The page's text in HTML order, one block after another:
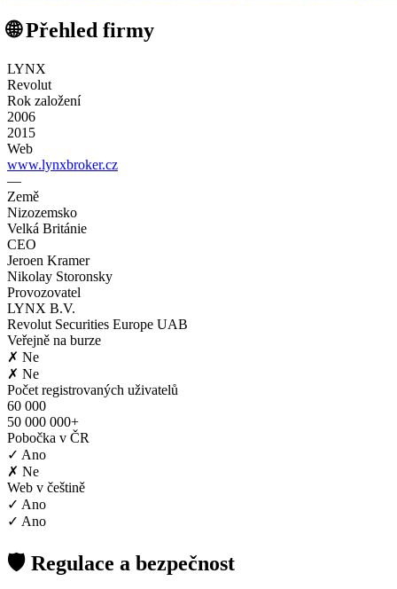
🌐 Přehled firmy
LYNX
Revolut
Rok založení
2006
2015
Web
www.lynxbroker.cz
—
Země
Nizozemsko
Velká Británie
CEO
Jeroen Kramer
Nikolay Storonsky
Provozovatel
LYNX B.V.
Revolut Securities Europe UAB
Veřejně na burze
✗ Ne
✗ Ne
Počet registrovaných uživatelů
60 000
50 000 000+
Pobočka v ČR
✓ Ano
✗ Ne
Web v češtině
✓ Ano
✓ Ano
🛡️ Regulace a bezpečnost